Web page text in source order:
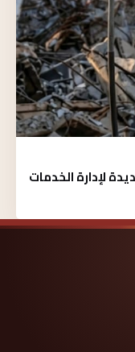
لإدارة الخدمات